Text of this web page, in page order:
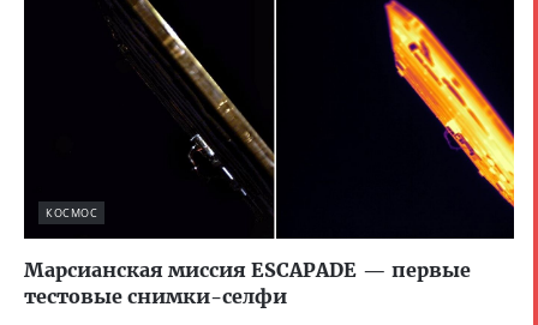
КОСМОС
Марсианская миссия ESCAPADE — первые
тестовые снимки-селфи